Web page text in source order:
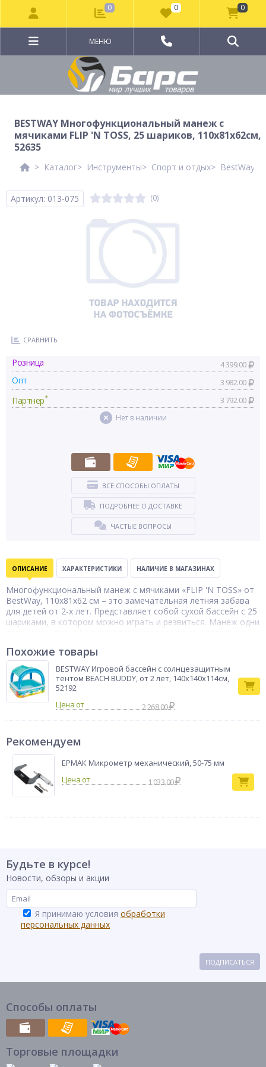
МЕНЮ
BESTWAY Многофункциональный манеж с
мячиками FLIP 'N TOSS, 25 шариков, 110x81x62см,
52635
Каталог Инструменты Спорт и отдых BestWay
Артикул: 013-075 (0)
СРАВНИТЬ
Розница 4 399.00
Опт 3 982.00
Партнер* 3 792.00
Нет в наличии
ВСЕ СПОСОБЫ ОПЛАТЫ
ПОДРОБНЕЕ О ДОСТАВКЕ
ЧАСТЫЕ ВОПРОСЫ
ОПИСАНИЕ ХАРАКТЕРИСТИКИ НАЛИЧИЕ В МАГАЗИНАХ
Многофункциональный манеж с мячиками «FLIP 'N TOSS» от
BestWay, 110x81x62 см – это замечательная летняя забава
для детей от 2-х лет. Представляет собой сухой бассейн с 25
шариками, в котором можно играть и резвиться. Манеж одни
разных расстояний и определите, кто из вас самый меткий!
Игровой комплекс разнообразит летний досуг на даче или в
загородном доме, способствуя развитию двигательной
активности и координации.
надувной
Бренд
BestWay
Похожие товары
BESTWAY Игровой бассейн с солнцезащитным
тентом BEACH BUDDY, от 2 лет, 140х140х114см,
52192
Цена от
2 268.00
Рекомендуем
ЕРМАК Микрометр механический, 50-75 мм
1 033.00
Будьте в курсе!
Новости, обзоры и акции
Я принимаю условия обработки
персональных данных
ПОДПИСАТЬСЯ
Способы оплаты
Торговые площадки
0 0 0